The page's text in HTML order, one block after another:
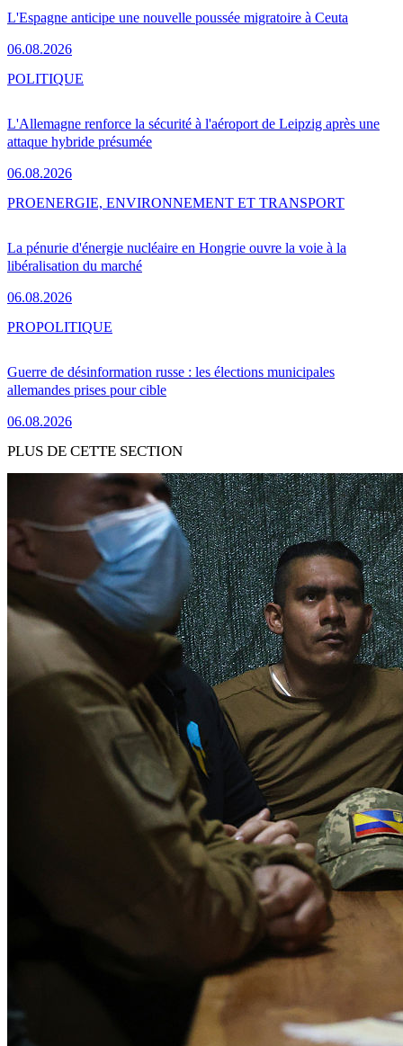
L'Espagne anticipe une nouvelle poussée migratoire à Ceuta
06.08.2026
L'Allemagne renforce la sécurité à l'aéroport de Leipzig après une
attaque hybride présumée
06.08.2026
POLITIQUE
La pénurie d'énergie nucléaire en Hongrie ouvre la voie à la
libéralisation du marché
06.08.2026
PROENERGIE, ENVIRONNEMENT ET TRANSPORT
Guerre de désinformation russe : les élections municipales
allemandes prises pour cible
06.08.2026
PROPOLITIQUE
PLUS DE CETTE SECTION